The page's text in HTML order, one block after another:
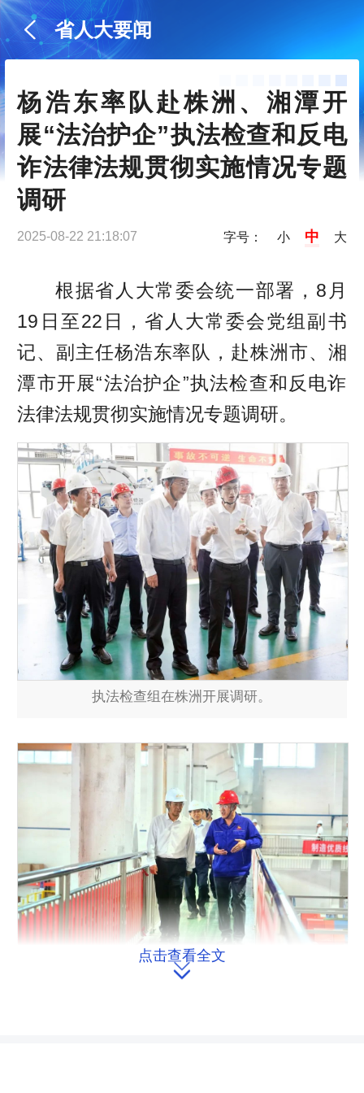
省人大要闻
杨浩东率队赴株洲、湘潭开
展“法治护企”执法检查和反电
诈法律法规贯彻实施情况专题
调研
2025-08-22 21:18:07 字号： 小 中 大
根据省人大常委会统一部署，8月
19日至22日，省人大常委会党组副书
记、副主任杨浩东率队，赴株洲市、湘
潭市开展“法治护企”执法检查和反电诈
法律法规贯彻实施情况专题调研。
执法检查组在株洲开展调研。
执法检查组在湘潭开展调研。
点击查看全文
